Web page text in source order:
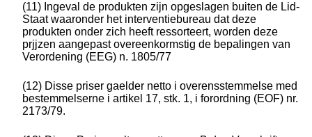
(11) Ingeval de produkten zijn opgeslagen buiten de Lid-
Staat waaronder het interventiebureau dat deze
produkten onder zich heeft ressorteert, worden deze
prjjzen aangepast overeenkormstig de bepalingen van
Verordening (EEG) n. 1805/77
(12) Disse priser gaelder netto i overensstemmelse med
bestemmelserne i artikel 17, stk. 1, i forordning (EOF) nr.
2173/79.